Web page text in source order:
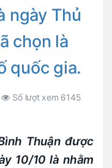
ngày Thủ
chọn là
quốc gia.
Số lượt xem 6145
Thuận được
10/10 là nhằm